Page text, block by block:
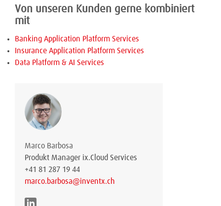
Von unseren Kunden gerne kombiniert
mit
Banking Application Platform Services
Insurance Application Platform Services
Data Platform & AI Services
Marco Barbosa
Produkt Manager ix.Cloud Services
+41 81 287 19 44
marco.barbosa@inventx.ch